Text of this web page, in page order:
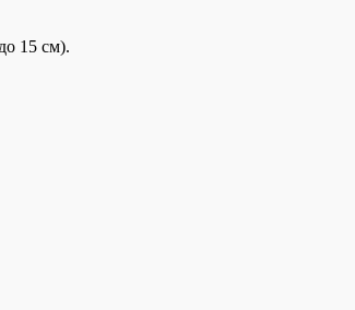
15 см).